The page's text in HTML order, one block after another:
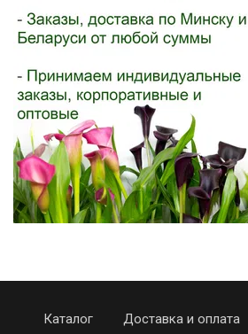
Каталог Доставка и оплата